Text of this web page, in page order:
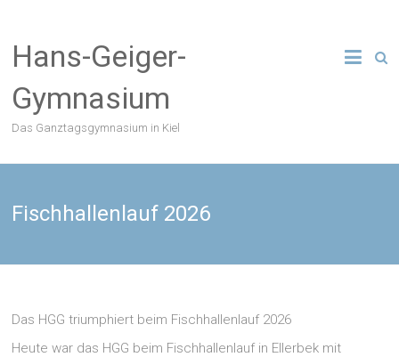
springen
Hans-Geiger-
Gymnasium
Das Ganztagsgymnasium in Kiel
Fischhallenlauf 2026
Das HGG triumphiert beim Fischhallenlauf 2026
Heute war das HGG beim Fischhallenlauf in Ellerbek mit